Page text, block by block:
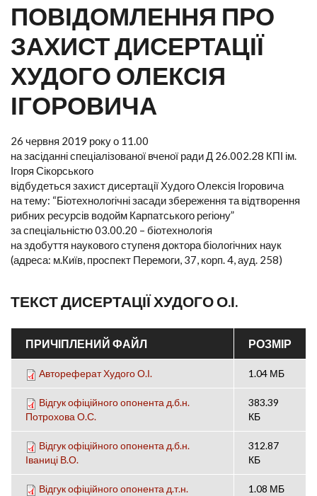
ПОВІДОМЛЕННЯ ПРО
ЗАХИСТ ДИСЕРТАЦІЇ
ХУДОГО ОЛЕКСІЯ
ІГОРОВИЧА
26 червня 2019 року о 11.00
на засіданні спеціалізованої вченої ради Д 26.002.28 КПІ ім.
Ігоря Сікорського
відбудеться захист дисертації Худого Олексія Ігоровича
на тему: “Біотехнологічні засади збереження та відтворення
рибних ресурсів водойм Карпатського регіону”
за спеціальністю 03.00.20 – біотехнологія
на здобуття наукового ступеня доктора біологічних наук
(адреса: м.Київ, проспект Перемоги, 37, корп. 4, ауд. 258)
ТЕКСТ ДИСЕРТАЦІЇ ХУДОГО О.І.
ПРИЧІПЛЕНИЙ ФАЙЛ РОЗМІР
Автореферат Худого О.І. 1.04 МБ
Відгук офіційного опонента д.б.н.
Потрохова О.С.
383.39
КБ
Відгук офіційного опонента д.б.н.
Іваниці В.О.
312.87
КБ
Відгук офіційного опонента д.т.н.
1.08 МБ